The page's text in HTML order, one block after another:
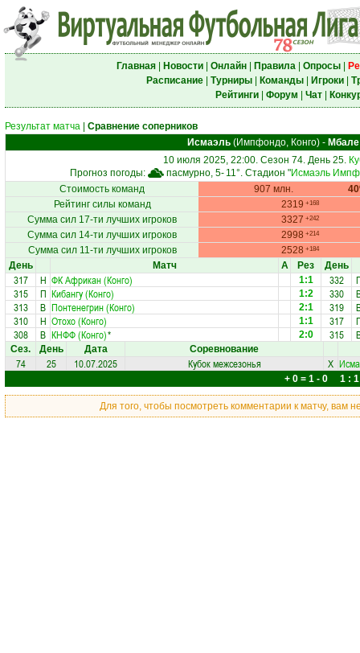
Главная| Новости| Онлайн| Правила| Опросы|
Расписание| Турниры| Команды| Игроки|
Рейтинги| Форум Чат|
Результат матча
Сравнение соперников
Исмаэль (Импфондо, Конго) -
10 июля 2025, 22:00. Сезон 74. День 25.
Прогноз погоды:
пасмурно, 5- 11°. Стадион "Исмаэль
Стоимость команд
907 млн.
Рейтинг силы команд
2319 +168
Сумма сил 17-ти лучших игроков 3327 +242
Сумма сил 14-ти лучших игроков 2998 +214
Сумма сил 11-ти лучших игроков 2528 +184
День Матч А Рез
317 Н ФК Африкан (Конго) 1:1
315 П Кибангу (Конго) 1:2
313 В Понтенегрин (Конго) 2:1
310 Н Отохо (Конго) 1:1
308 В КНФФ (Конго)* 2:0
День
332
330
319
317
315
Сез. День Дата Соревнование
74 25 10.07.2025 Кубок межсезонья X
+ 0 = 1 - 0 1 : 1
Для того, чтобы посмотреть комментарии к матчу, вам